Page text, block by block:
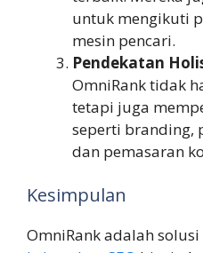
untuk mengikuti
mesin pencari.
Pendekatan
OmniRank tidak
tetapi juga
seperti branding,
dan pemasaran
Kesimpulan
OmniRank adalah